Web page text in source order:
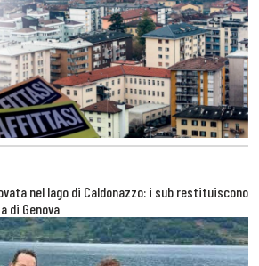
nel lago di Caldonazzo: i sub restituiscono
di Genova